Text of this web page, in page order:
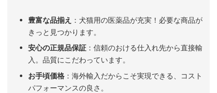
豊富な品揃え ：犬猫用の医薬品が充実！必要な商品が
きっと見つかります。
安心の正規品保証 ：信頼のおける仕入れ先から直接輸
入。品質にこだわっています。
お手頃価格 ：海外輸入だからこそ実現できる、コスト
パフォーマンスの良さ。